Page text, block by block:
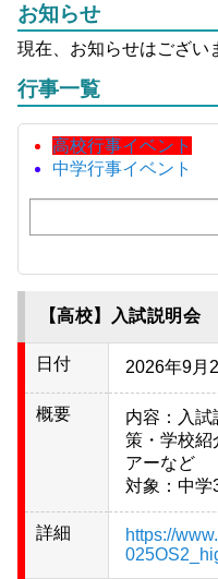
お知らせ
現在、お知らせはござい
行事一覧
高校行事イベント
中学行事イベント
【高校】入試説明会
日付 2026年9月
概要
内容：入
策・学校紹
アーなど
対象：中学
詳細
https://